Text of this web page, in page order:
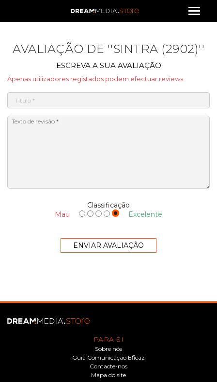
AVALIAÇÃO DE SINTRA (2902)
ESCREVA A SUA AVALIAÇÃO
Apenas utilizadores registados podem efectuar reviews
Classificação
Mau
Excelente
PARA SI
Sobre nós
Guia Comunicação Eficaz
Contacte-nos
Mapa do site